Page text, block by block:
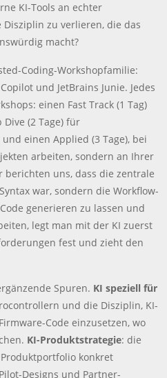
KI-Tools an echter
zu verlieren, die das
macht?
Coding-Workshopfamilie:
und JetBrains Junie. Jedes
einen Fast Track (1 Tag)
(2 Tage) für
einen Applied (3 Tage), bei
arbeiten, sondern an Ihrer
berichten uns, dass die zentrale
war, sondern die Workflow-
generieren zu lassen und
legt man mit der KI zuerst
fest und zieht den
Spuren. KI speziell für
und die Disziplin, KI-
Code einzusetzen, wo
KI-Produktstrategie: die
konkret
Designs und Partner-